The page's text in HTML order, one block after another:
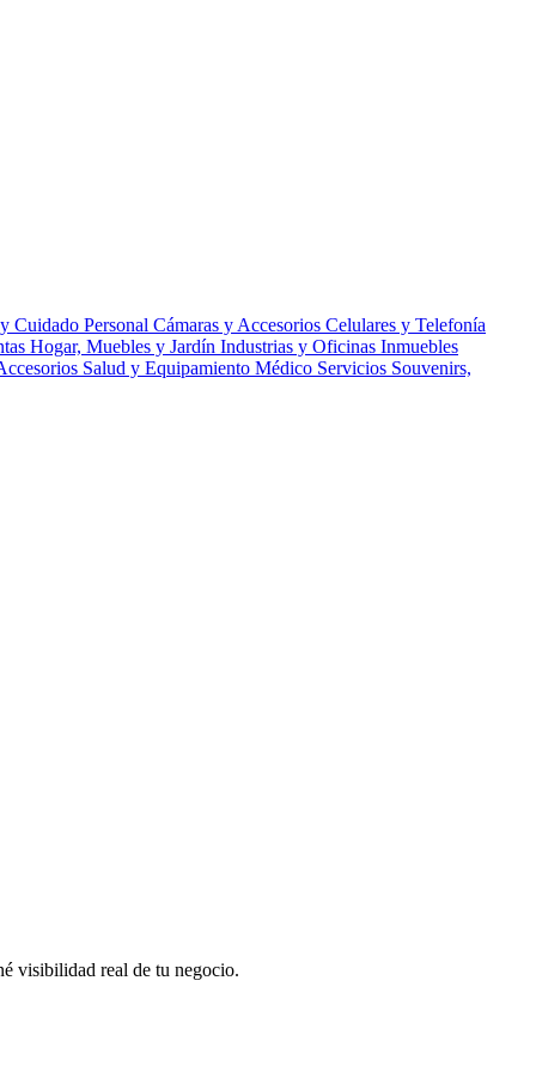
Cuidado Personal Cámaras y Accesorios Celulares y Telefonía
Hogar, Muebles y Jardín Industrias y Oficinas Inmuebles
Salud y Equipamiento Médico Servicios Souvenirs,
visibilidad real de tu negocio.